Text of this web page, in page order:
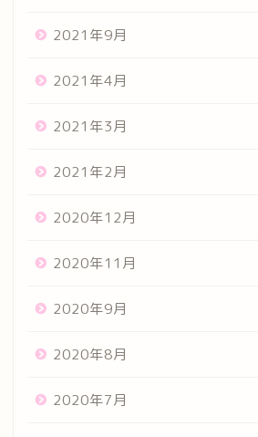
2021年9月
2021年4月
2021年3月
2021年2月
2020年12月
2020年11月
2020年9月
2020年8月
2020年7月